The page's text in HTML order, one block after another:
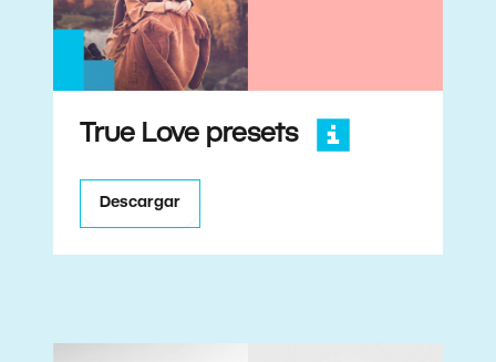
True Love presets
Descargar